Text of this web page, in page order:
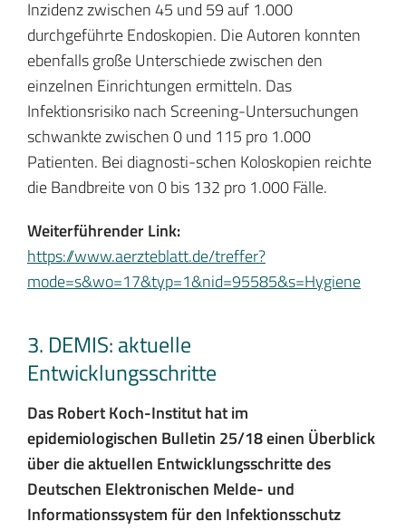
Inzidenz zwischen 45 und 59 auf 1.000
durchgeführte Endoskopien. Die Autoren konnten
ebenfalls große Unterschiede zwischen den
einzelnen Einrichtungen ermitteln. Das
Infektionsrisiko nach Screening-Untersuchungen
schwankte zwischen 0 und 115 pro 1.000
Patienten. Bei diagnosti-schen Koloskopien reichte
die Bandbreite von 0 bis 132 pro 1.000 Fälle.
Weiterführender Link:
https://www.aerzteblatt.de/treffer?
mode=s&wo=17&typ=1&nid=95585&s=Hygiene
3. DEMIS: aktuelle
Entwicklungsschritte
Das Robert Koch-Institut hat im
epidemiologischen Bulletin 25/18 einen Überblick
über die aktuellen Entwicklungsschritte des
Deutschen Elektronischen Melde- und
Informationssystem für den Infektionsschutz